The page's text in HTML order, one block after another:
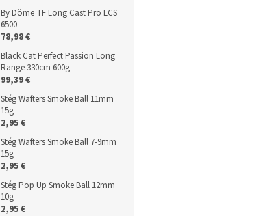
By Döme TF Long Cast Pro LCS
6500
78,98 €
Black Cat Perfect Passion Long
Range 330cm 600g
99,39 €
Stég Wafters Smoke Ball 11mm
15g
2,95 €
Stég Wafters Smoke Ball 7-9mm
15g
2,95 €
Stég Pop Up Smoke Ball 12mm
10g
2,95 €